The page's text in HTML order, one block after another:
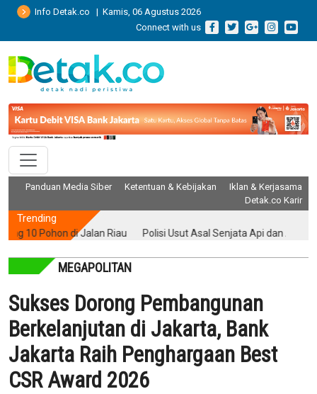
Info Detak.co | Kamis, 06 Agustus 2026
Connect with us
Panduan Media Siber Ketentuan & Kebijakan
Iklan & Kerjasama
Detak.co Karir
Trending
Pohon di Jalan Riau Polisi Usut Asal Senjata Api dan Air Gun
MEGAPOLITAN
Sukses Dorong Pembangunan
Berkelanjutan di Jakarta, Bank
Jakarta Raih Penghargaan Best
CSR Award 2026